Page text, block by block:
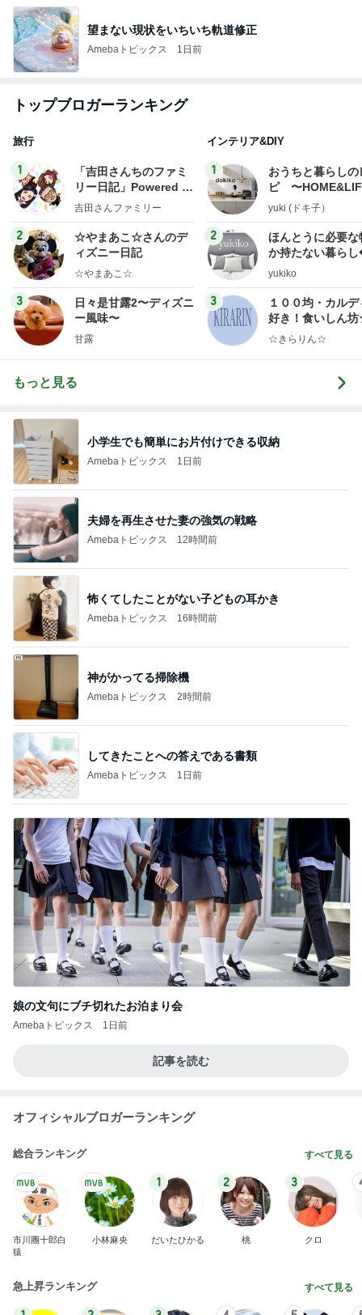
望まない現状をいちいち軌道修正
Amebaトピックス 1日前
トップブロガーランキング
旅行
1
「吉田さんちのファミ
リー日記」Powered b
y Ameba 吉田さんファ
ログ
吉田さんファミリー
2
☆やまあこ☆さんのデ
ィズニー日記
☆やまあこ☆
3
日々是甘露2〜ディズニ
ー風味〜
甘露
インテリア&DIY
1
おうちと暮らしの
ピ 〜
yuki (ドキ子）
2
ほんとうに必要な
か持たない暮ら
ep Life Simple◆
yukiko
3
１００均・カルデ
好き！食いしん
らりん☆のブログ
☆きらりん☆
もっと見る
小学生でも簡単にお片付けできる収納
Amebaトピックス 1日前
夫婦を再生させた妻の強気の戦略
Amebaトピックス 12時間前
怖くてしたことがない子どもの耳かき
Amebaトピックス 16時間前
神がかってる掃除機
Amebaトピックス 2時間前
してきたことへの答えである書類
Amebaトピックス 1日前
娘の文句にブチ切れたお泊まり会
Amebaトピックス 1日前
記事を読む
オフィシャルブロガーランキング
総合ランキング すべて見る
市川團十郎白
猿
小林麻央
1
だいたひかる
2
桃
3
クロ
急上昇ランキング すべて見る